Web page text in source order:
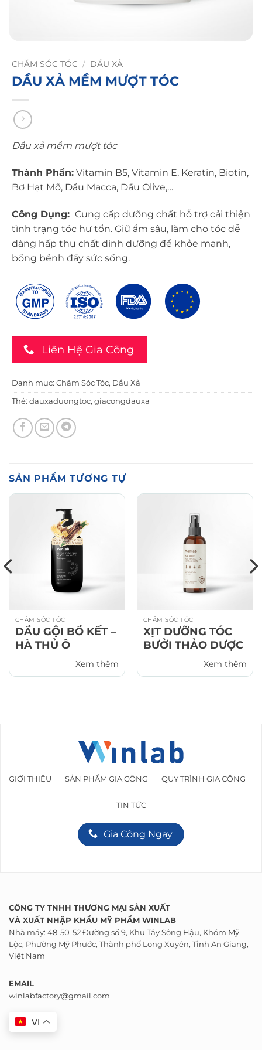
CHĂM SÓC TÓC / DẦU XẢ
DẦU XẢ MỀM MƯỢT TÓC
Dầu xả mềm mượt tóc
Thành Phần: Vitamin B5, Vitamin E, Keratin, Biotin,
Bơ Hạt Mỡ, Dầu Macca, Dầu Olive,…
Công Dụng: Cung cấp dưỡng chất hỗ trợ cải thiện
tình trạng tóc hư tổn. Giữ ẩm sâu, làm cho tóc dễ
dàng hấp thụ chất dinh dưỡng để khỏe mạnh,
bồng bềnh đầy sức sống.
Liên Hệ Gia Công
Danh mục: Chăm Sóc Tóc, Dầu Xả
Thẻ: dauxaduongtoc, giacongdauxa
SẢN PHẨM TƯƠNG TỰ
CHĂM SÓC TÓC
DẦU GỘI BỒ KẾT –
HÀ THỦ Ô
Xem thêm
CHĂM SÓC TÓC
XỊT DƯỠNG TÓC
BƯỞI THẢO DƯỢC
Xem thêm
GIỚI THIỆU SẢN PHẨM GIA CÔNG QUY TRÌNH GIA CÔNG
TIN TỨC
Gia Công Ngay
CÔNG TY TNHH THƯƠNG MẠI SẢN XUẤT
VÀ XUẤT NHẬP KHẨU MỸ PHẨM WINLAB
Nhà máy: 48-50-52 Đường số 9, Khu Tây Sông Hậu, Khóm Mỹ
Lộc, Phường Mỹ Phước, Thành phố Long Xuyên, Tỉnh An Giang,
Việt Nam
EMAIL
winlabfactory@gmail.com
VI